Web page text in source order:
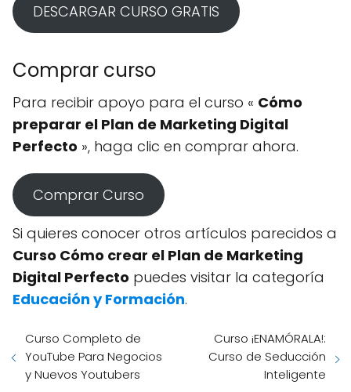
DESCARGAR CURSO GRATIS
Comprar curso
Para recibir apoyo para el curso « Cómo
preparar el Plan de Marketing Digital
Perfecto », haga clic en comprar ahora.
Comprar Curso
Si quieres conocer otros artículos parecidos a
Curso Cómo crear el Plan de Marketing
Digital Perfecto puedes visitar la categoría
Educación y Formación.
Curso Completo de
YouTube Para Negocios
y Nuevos Youtubers
Curso ¡ENAMÓRALA!:
Curso de Seducción
Inteligente